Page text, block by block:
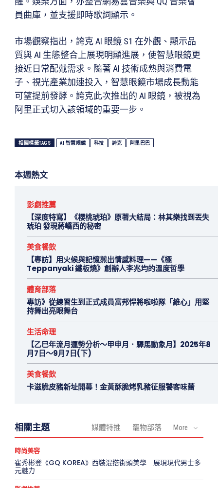
員曲庫，並支援即時歌詞顯示。
市場觀察指出，誇克 AI 眼鏡 S1 在外觀、顯示品
質與 AI 生態整合上展現明顯進展，使智慧眼鏡更
接近日常配戴需求。隨著 AI 技術成熟與消費電
子、視光產業加速投入，智慧眼鏡市場成長動能
可望提前發酵。誇克此次推出的 AI 眼鏡，被視為
阿里正式切入該領域的重要一步。
相關標籤TAGS AI 智慧眼鏡 科技 誇克 阿里巴巴
本週熱文
影劇推薦
【深度特寫】《櫻桃琥珀》原著大結局：林其樂找到丟失
琥珀 發現蔣嶠西的秘密
美食餐飲
【專訪】用火候與記憶煎出情感料理——《極
Teppanyaki 鐵板燒》創辦人李兆均的溫度哲學
體育部落
專訪》從練習生到正式成員富邦悍將啦啦隊「維心」用堅
持舞出亮眼舞台
生活命理
【乙巳年流月運勢分析～甲申月．驛馬動象月】2025年8
月7日～9月7日(下)
美食餐飲
卡滋脆皮豬新址開幕！金黃酥脆烤乳豬征服饕客味蕾
相關主題 媒體特推 寵物部落 More
時尚美容
崔秀彬登《GQ KOREA》西裝混搭街頭美學 展現現代男士多
元魅力